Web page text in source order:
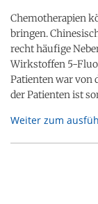
Chemotherapien
bringen.
recht häufige
Wirkstoffen 5-
Patienten war von
der Patienten ist
Weiter zum